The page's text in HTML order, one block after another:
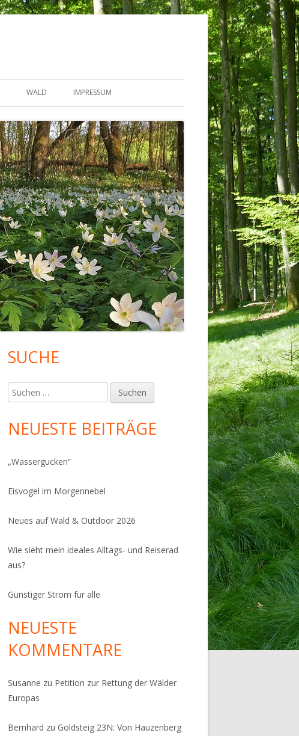
WALD IMPRESSUM
Haupt-
Seitenleiste
SUCHE
Suchen
nach:
NEUESTE BEITRÄGE
„Wassergucken“
Eisvogel im Morgennebel
Neues auf Wald & Outdoor 2026
Wie sieht mein ideales Alltags- und Reiserad
aus?
Günstiger Strom für alle
NEUESTE
KOMMENTARE
Susanne zu Petition zur Rettung der Wälder
Europas
Bernhard zu Goldsteig 23N: Von Hauzenberg